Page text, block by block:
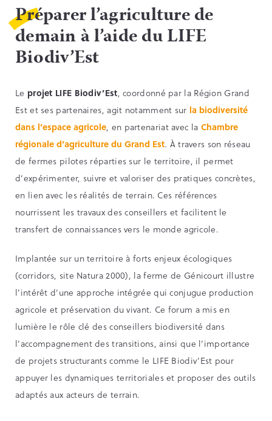
Préparer l’agriculture de
demain à l’aide du LIFE
Biodiv’Est
Le projet LIFE Biodiv’Est, coordonné par la Région Grand
Est et ses partenaires, agit notamment sur la biodiversité
dans l’espace agricole, en partenariat avec la Chambre
régionale d’agriculture du Grand Est. À travers son réseau
de fermes pilotes réparties sur le territoire, il permet
d’expérimenter, suivre et valoriser des pratiques concrètes,
en lien avec les réalités de terrain. Ces références
nourrissent les travaux des conseillers et facilitent le
transfert de connaissances vers le monde agricole.
Implantée sur un territoire à forts enjeux écologiques
(corridors, site Natura 2000), la ferme de Génicourt illustre
l’intérêt d’une approche intégrée qui conjugue production
agricole et préservation du vivant. Ce forum a mis en
lumière le rôle clé des conseillers biodiversité dans
l’accompagnement des transitions, ainsi que l’importance
de projets structurants comme le LIFE Biodiv’Est pour
appuyer les dynamiques territoriales et proposer des outils
adaptés aux acteurs de terrain.